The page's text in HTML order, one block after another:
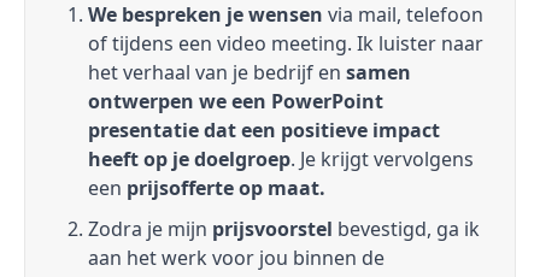
We bespreken je wensen via mail, telefoon
of tijdens een video meeting. Ik luister naar
het verhaal van je bedrijf en samen
ontwerpen we een PowerPoint
presentatie dat een positieve impact
heeft op je doelgroep. Je krijgt vervolgens
een prijsofferte op maat.
Zodra je mijn prijsvoorstel bevestigd, ga ik
aan het werk voor jou binnen de